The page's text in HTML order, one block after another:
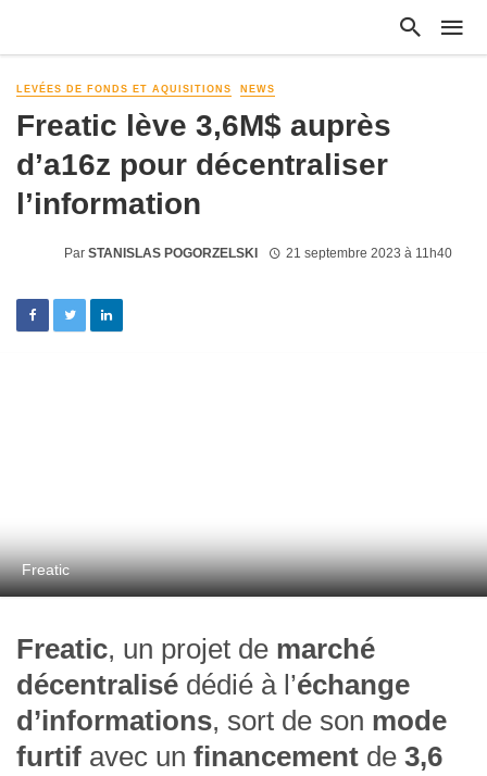
LEVÉES DE FONDS ET AQUISITIONS NEWS
Freatic lève 3,6M$ auprès
d’a16z pour décentraliser
l’information
Par STANISLAS POGORZELSKI 21 septembre 2023 à 11h40
Freatic
Freatic, un projet de marché
décentralisé dédié à l’échange
d’informations, sort de son mode
furtif avec un financement de 3,6